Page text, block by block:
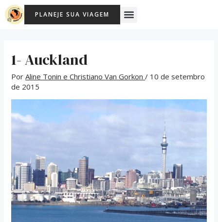
para
PLANEJE SUA VIAGEM Menu
1- Auckland
PorAline Tonin e Christiano Van Gorkon/ 10 de setembro
de 2015
Post
navigation